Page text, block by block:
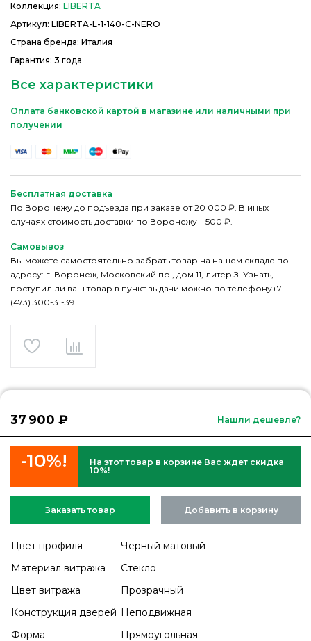
Коллекция: LIBERTA
Артикул: LIBERTA-L-1-140-C-NERO
Страна бренда: Италия
Гарантия: 3 года
Все характеристики
Оплата банковской картой в магазине или наличными при
получении
Бесплатная доставка
По Воронежу до подъезда при заказе от 20 000 ₽. В иных
случаях стоимость доставки по Воронежу – 500 ₽.
Самовывоз
Вы можете самостоятельно забрать товар на нашем складе по
адресу: г. Воронеж, Московский пр., дом 11, литер З. Узнать,
поступил ли ваш товар в пункт выдачи можно по телефону+7
(473) 300-31-39
37 900 ₽ Нашли дешевле?
-10%!
На этот товар в корзине Вас ждет скидка
10%!
Заказать товар Добавить в корзину
Цвет профиля
Черный матовый
Материал витража
Стекло
Цвет витража
Прозрачный
Конструкция дверей Неподвижная
Форма
Прямоугольная